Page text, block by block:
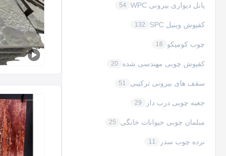
پانل دیواری بیرونی WPC 54
کفپوش وینیل SPC 132
چوب کومیکو 18
کفپوش چوبی مهندسی شده 20
سقف های بیرونی ترکیبی 51
جعبه چوبی درب دار 29
مبلمان چوبی حیوانات خانگی 25
نرده چوب سدر 11